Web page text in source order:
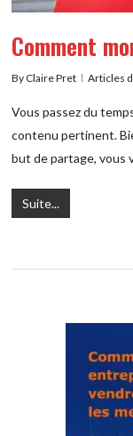
Comment
By Claire Pret Articles
Vous passez du
contenu pertinent.
but de partage, vous
Suite...